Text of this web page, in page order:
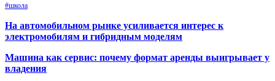
#школа
На автомобильном рынке усиливается интерес к
электромобилям и гибридным моделям
Машина как сервис: почему формат аренды выигрывает у
владения